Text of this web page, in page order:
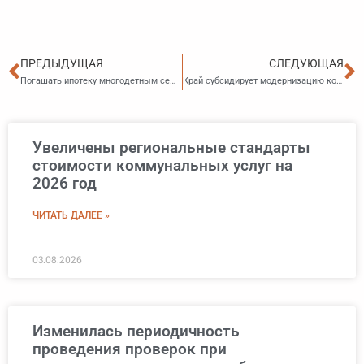
Пред
ПРЕДЫДУЩАЯ
Погашать ипотеку многодетным семьям край будет по-новому
СЛЕДУЮЩАЯ
Край субсидирует модернизацию коммунальной инфраструктуры
Увеличены региональные стандарты
стоимости коммунальных услуг на
2026 год
ЧИТАТЬ ДАЛЕЕ »
03.08.2026
Изменилась периодичность
проведения проверок при